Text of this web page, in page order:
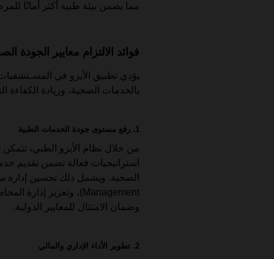
مما يضمن بيئة طبية أكثر أمانًا
فوائد الالتزام معايير الجودة
يؤدي تطبيق الأيزو في
بالخدمات الصحية، وزيادة الكفاءة
1. رفع مستوى جودة الخدمات الطبية
من خلال نظام الأيزو الطبي،
استراتيجيات فعالة تضمن تقديم
وضمان الامتثال للمعايير الدولية.
2. تطوير الأداء الإداري والمالي